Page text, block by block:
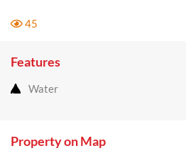
45
Features
Water
Property on Map